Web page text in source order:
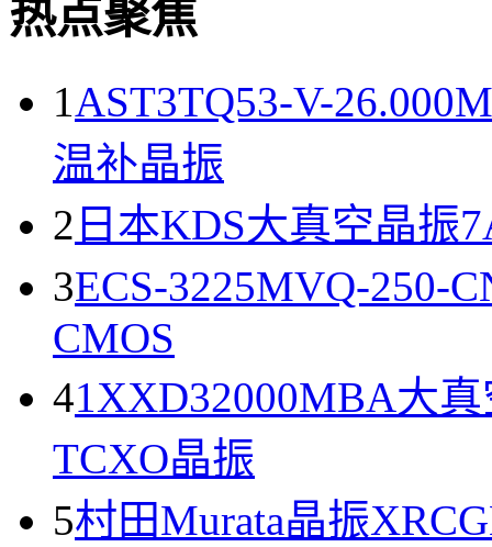
热点聚焦
1AST3TQ53-V-
温补晶振
2 日本KDS大真空晶振
3ECS-3225MVQ-250-
CMOS
41XXD32000MBA大真
TCXO晶振
5村田Murata晶振